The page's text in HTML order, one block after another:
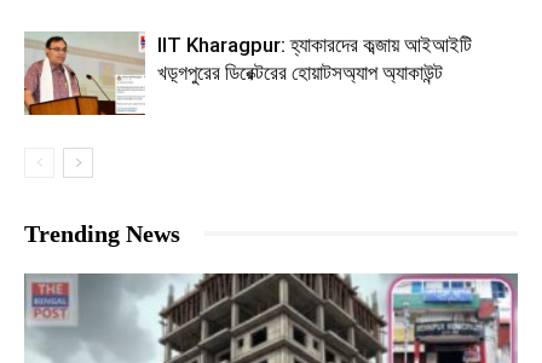
IIT Kharagpur: হ্যাকারদের কব্জায় আইআইটি
খড়্গপুরের ডিরেক্টরের হোয়াটসঅ্যাপ অ্যাকাউন্ট
Trending News